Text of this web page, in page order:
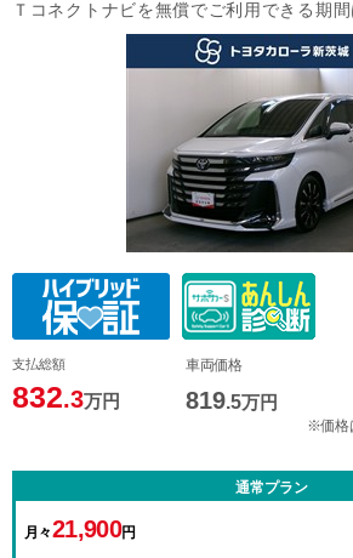
Ｔコネクトナビを無償でご利用できる期間
支払総額
832.3万円
車両価格
819.5万円
※価格
通常プラン
月々21,900円